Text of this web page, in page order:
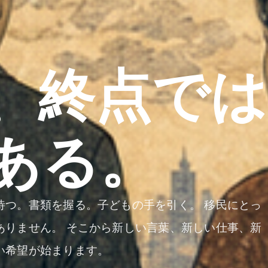
終点で
る。
。書類を握る。子どもの手を引く。 移民にとっ
ません。 そこから新しい言葉、新しい仕事、新
希望が始まります。